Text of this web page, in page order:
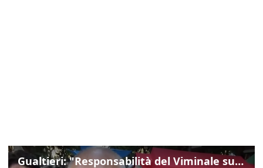
Gualtieri: "Responsabilità del Viminale su Spin Time? La posizione dei partiti è nota"